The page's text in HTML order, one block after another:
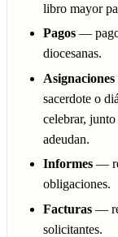
libro mayor
Pagos —
diocesanas.
sacerdote o
celebrar,
adeudan.
Informes —
obligaciones.
Facturas —
solicitantes.